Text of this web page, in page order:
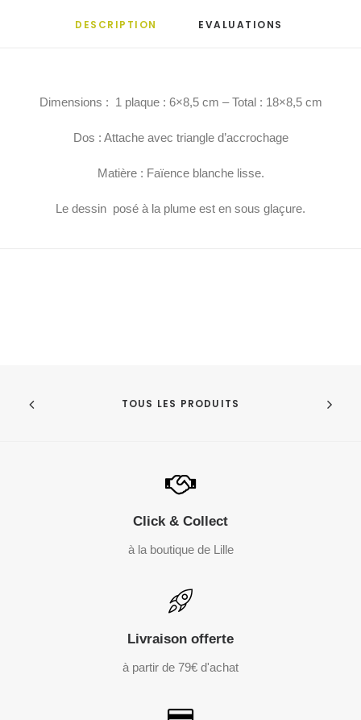
DESCRIPTION EVALUATIONS
Dimensions : 1 plaque : 6×8,5 cm – Total : 18×8,5 cm
Dos : Attache avec triangle d’accrochage
Matière : Faïence blanche lisse.
Le dessin posé à la plume est en sous glaçure.
TOUS LES PRODUITS
Click & Collect
à la boutique de Lille
Livraison offerte
à partir de 79€ d'achat